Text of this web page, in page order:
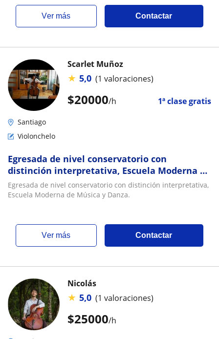
ver más Contactar
$20000/h 1ª clase gratis
Scarlet Muñoz
★ 5,0 (1 valoraciones)
Santiago
Violonchelo
Egresada de nivel conservatorio con
distinción interpretativa, Escuela Moderna de
Música y Danza
Egresada de nivel conservatorio con distinción interpretativa,
Escuela Moderna de Música y Danza.
ver más Contactar
$25000/h
Nicolás
★ 5,0 (1 valoraciones)